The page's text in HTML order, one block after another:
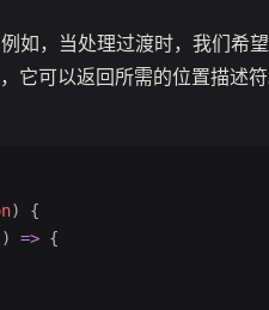
如，当处理过渡时，我们希
它可以返回所需的位置描述
) {
) => {